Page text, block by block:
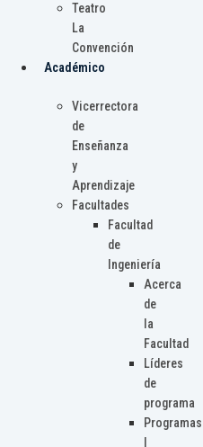
Teatro
La
Convención
Académico
Vicerrectora
de
Enseñanza
y
Aprendizaje
Facultades
Facultad
de
Ingeniería
Acerca
de
la
Facultad
Líderes
de
programa
Programas